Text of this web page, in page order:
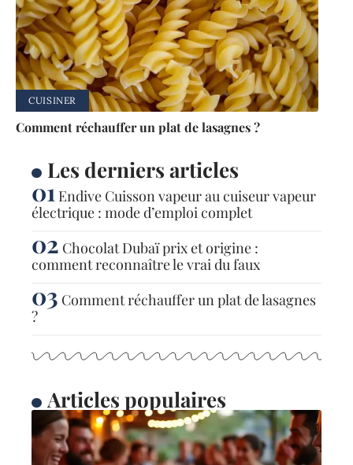
CUISINER
Comment réchauffer un plat de lasagnes ?
Les derniers articles
Endive Cuisson vapeur au cuiseur vapeur
électrique : mode d’emploi complet
Chocolat Dubaï prix et origine :
comment reconnaître le vrai du faux
Comment réchauffer un plat de lasagnes
?
Articles populaires